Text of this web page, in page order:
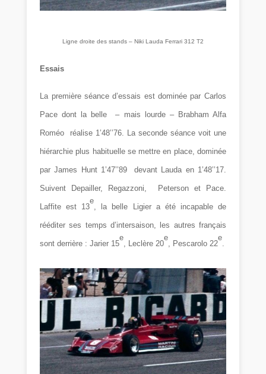
Ligne droite des stands – Niki Lauda Ferrari 312 T2
Essais
La première séance d’essais est dominée par Carlos
Pace dont la belle – mais lourde – Brabham Alfa
Roméo réalise 1’48’’76. La seconde séance voit une
hiérarchie plus habituelle se mettre en place, dominée
par James Hunt 1’47’’89 devant Lauda en 1’48’’17.
Suivent Depailler, Regazzoni, Peterson et Pace.
Laffite est 13
e
, la belle Ligier a été incapable de
rééditer ses temps d’intersaison, les autres français
sont derrière : Jarier 15
e
, Leclère 20
e
, Pescarolo 22
e
.